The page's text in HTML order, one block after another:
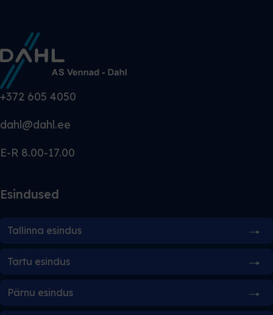
+372 605 4050
dahl@dahl.ee
E-R 8.00-17.00
Esindused
Tallinna esindus
Tartu esindus
Pärnu esindus